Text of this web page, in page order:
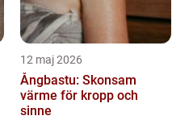
12 maj 2026
Ångbastu: Skonsam
värme för kropp och
sinne